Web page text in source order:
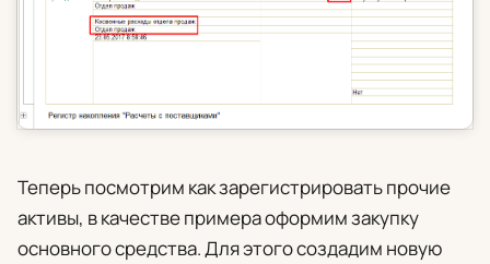
Теперь посмотрим как зарегистрировать прочие
активы, в качестве примера оформим закупку
основного средства. Для этого создадим новую